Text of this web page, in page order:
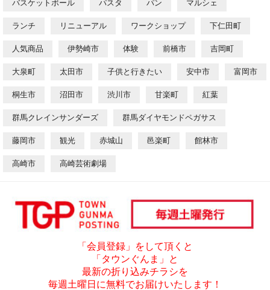
バスケットボール パスタ パン マルシェ
ランチ リニューアル ワークショップ 下仁田町
人気商品 伊勢崎市 体験 前橋市 吉岡町
大泉町 太田市 子供と行きたい 安中市 富岡市
桐生市 沼田市 渋川市 甘楽町 紅葉
群馬クレインサンダーズ 群馬ダイヤモンドペガサス
藤岡市 観光 赤城山 邑楽町 館林市
高崎市 高崎芸術劇場
「会員登録」をして頂くと
「タウンぐんま」と
最新の折り込みチラシを
毎週土曜日に無料でお届けいたします！